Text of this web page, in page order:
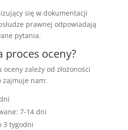
się w dokumentacji
prawnej odpowiadają
pytania.
proces oceny?
zależy od złożoności
zajmuje nam:
7-14 dni
3 tygodni